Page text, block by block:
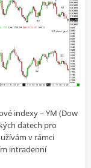
indexy – YM (Dow
datech pro
v rámci
intradenní